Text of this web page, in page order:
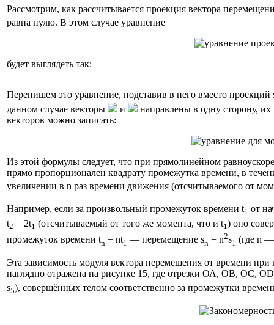
Рассмотрим, как рассчитывается проекция вектора
равна нулю. В этом случае уравнение
будет выглядеть так:
Перепишем это уравнение, подставив в него вместо проекций
данном случае векторы
и
направлены в одну сторону,
векторов можно записать:
Из этой формулы следует, что при прямолинейном
прямо пропорционален квадрату промежутка времени, в
увеличении в n раз времени движения (отсчитываемого от
Например, если за произвольный промежуток времени t1 от
t2 = 2t1 (отсчитываемый от того же момента, что и t1 ) оно
промежуток времени tn = nt1 — перемещение sn = n2s1 (где n —
Эта зависимость модуля вектора перемещения от времени
наглядно отражена на рисунке 15, где отрезки ОА, ОВ, ОС,
s5), совершённых телом соответственно за промежутки